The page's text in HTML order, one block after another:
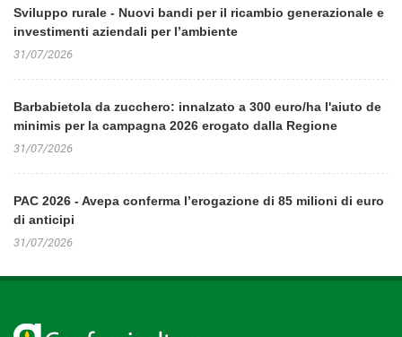
Sviluppo rurale - Nuovi bandi per il ricambio generazionale e
investimenti aziendali per l’ambiente
31/07/2026
Barbabietola da zucchero: innalzato a 300 euro/ha l'aiuto de
minimis per la campagna 2026 erogato dalla Regione
31/07/2026
PAC 2026 - Avepa conferma l’erogazione di 85 milioni di euro
di anticipi
31/07/2026